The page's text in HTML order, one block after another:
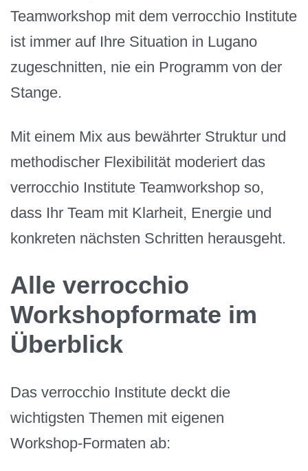
Teamworkshop mit dem verrocchio Institute
ist immer auf Ihre Situation in Lugano
zugeschnitten, nie ein Programm von der
Stange.
Mit einem Mix aus bewährter Struktur und
methodischer Flexibilität moderiert das
verrocchio Institute Teamworkshop so,
dass Ihr Team mit Klarheit, Energie und
konkreten nächsten Schritten herausgeht.
Alle verrocchio
Workshopformate im
Überblick
Das verrocchio Institute deckt die
wichtigsten Themen mit eigenen
Workshop-Formaten ab: